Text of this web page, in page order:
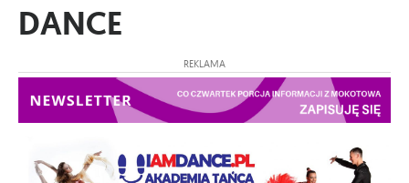
DANCE
REKLAMA